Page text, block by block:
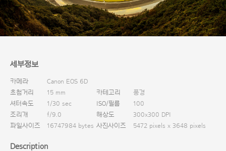
세부정보
카메라
Canon EOS 6D
초첨거리
15 mm 카테고리
풍경
셔터속도
1/30 sec ISO/필름
100
조리개
f/9.0 해상도
300x300 DPI
파일사이즈
16747984 bytes 사진사이즈 5472 pixels x 3648 pixels
Description